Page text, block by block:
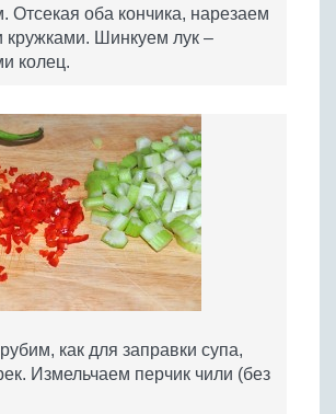
Отсекая оба кончика, нарезаем
кружками. Шинкуем лук –
колец.
как для заправки супа,
Измельчаем перчик чили (без